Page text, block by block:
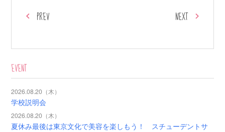
PREV NEXT
EVENT
2026.08.20（木）
学校説明会
2026.08.20（木）
夏休み最後は東京文化で美容を楽しもう！ スチューデントサ